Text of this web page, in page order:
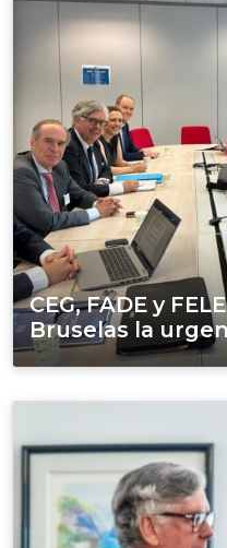
CEG, FADE y
Bruselas la